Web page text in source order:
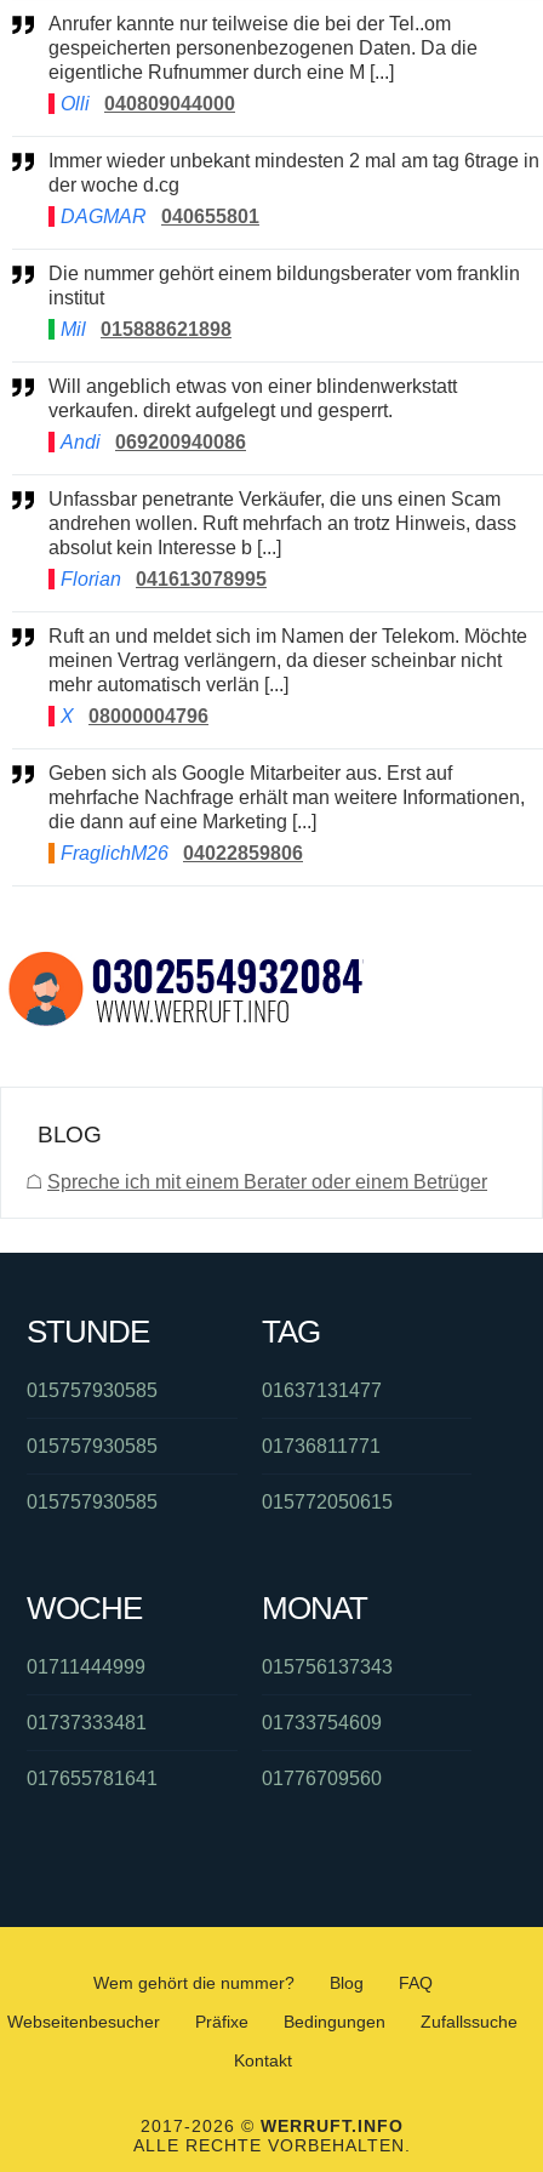
Anrufer kannte nur teilweise die bei der Tel..om
gespeicherten personenbezogenen Daten. Da die
eigentliche Rufnummer durch eine M [...]
Olli
040809044000
der woche d.cg
DAGMAR
040655801
Die nummer gehört einem bildungsberater vom franklin
institut
Mil
015888621898
Will angeblich etwas von einer blindenwerkstatt
verkaufen. direkt aufgelegt und gesperrt.
Andi
069200940086
Unfassbar penetrante Verkäufer, die uns einen Scam
andrehen wollen. Ruft mehrfach an trotz Hinweis, dass
absolut kein Interesse b [...]
Florian
041613078995
Ruft an und meldet sich im Namen der Telekom. Möchte
meinen Vertrag verlängern, da dieser scheinbar nicht
mehr automatisch verlän [...]
X
08000004796
Geben sich als Google Mitarbeiter aus. Erst auf
mehrfache Nachfrage erhält man weitere Informationen,
die dann auf eine Marketing [...]
FraglichM26
04022859806
BLOG
☖ Spreche ich mit einem Berater oder einem Betrüger
STUNDE
015757930585
015757930585
015757930585
TAG
01637131477
01736811771
015772050615
WOCHE
01711444999
01737333481
017655781641
MONAT
015756137343
01733754609
01776709560
Wem gehört die nummer? Blog
FAQ
Webseitenbesucher
Präfixe Bedingungen
Zufallssuche
Kontakt
2017-2026 © WERRUFT.INFO
ALLE RECHTE VORBEHALTEN.